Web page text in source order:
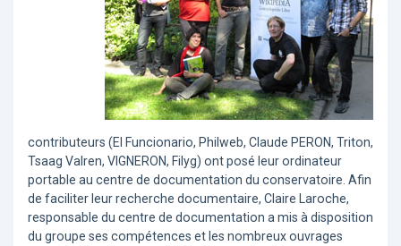
contributeurs (El Funcionario, Philweb, Claude PERON, Triton,
Tsaag Valren, VIGNERON, Filyg) ont posé leur ordinateur
portable au centre de documentation du conservatoire. Afin
de faciliter leur recherche documentaire, Claire Laroche,
responsable du centre de documentation a mis à disposition
du groupe ses compétences et les nombreux ouvrages